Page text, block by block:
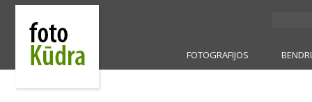
FOTOGRAFIJOS